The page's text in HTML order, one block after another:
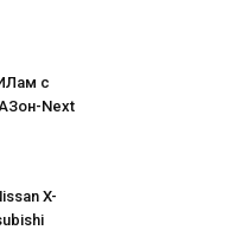
с
Next
X-